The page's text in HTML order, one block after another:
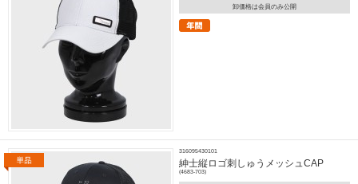
卸価格は会員のみ公開
316095430101
紳士縦ロゴ刺しゅうメッシュCAP
(4683-703)